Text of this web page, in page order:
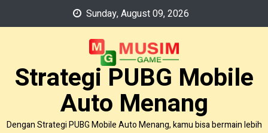
Sunday, August 09, 2026
Strategi PUBG Mobile
Auto Menang
Dengan Strategi PUBG Mobile Auto Menang, kamu bisa bermain lebih